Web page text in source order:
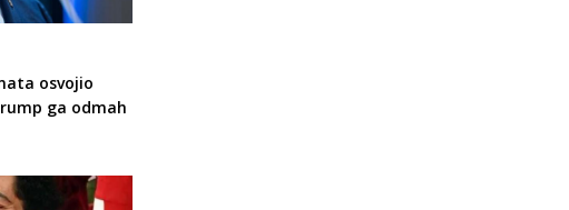
osvojio
ga odmah